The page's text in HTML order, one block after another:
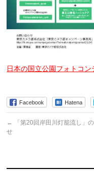
日本の国立公園フォトコン
Facebook Hatena
←
「第20回岸田川灯籠流し」
せ